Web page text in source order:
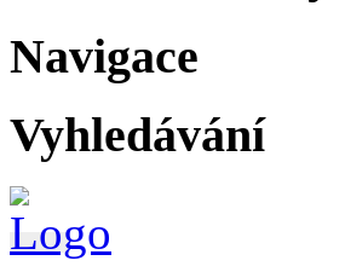
Navigace
Vyhledávání